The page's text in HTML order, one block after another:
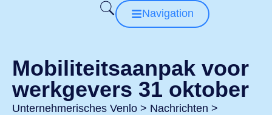
Navigation
Mobiliteitsaanpak voor
werkgevers 31 oktober
Unternehmerisches Venlo > Nachrichten >